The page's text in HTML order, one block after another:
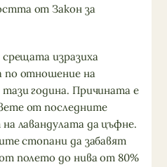
от Закон за
изразиха
по отношение на
година. Причината е
от последните
лавандулата да цъфне.
стопани да забавят
полето до нива от 80%